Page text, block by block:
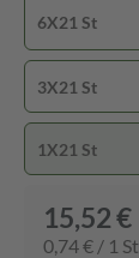
6X21 St
3X21 St
1X21 St
15,52 €
0,74 € / 1 St